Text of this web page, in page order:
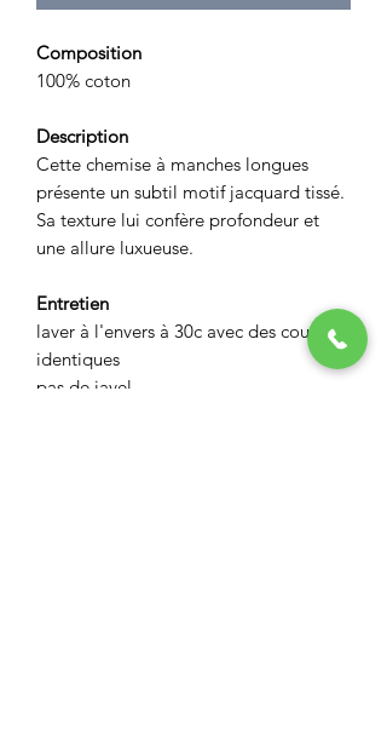
Composition
100% coton
Description
Cette chemise à manches longues
présente un subtil motif jacquard tissé.
Sa texture lui confère profondeur et
une allure luxueuse.
Entretien
laver à l'envers à 30c avec des couleurs
identiques
pas de javel